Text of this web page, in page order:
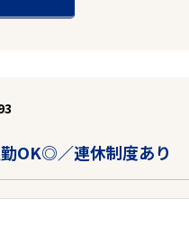
OK◎／連休制度あり